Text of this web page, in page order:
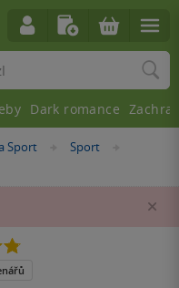
Sport »
Sport
Dark romance